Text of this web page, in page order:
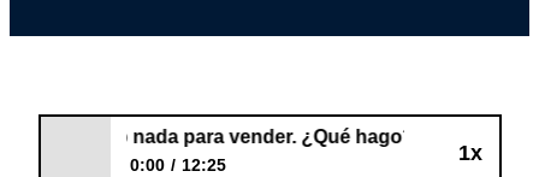
1x
No tengo nada para vender. ¿Qué hago?
0:00 12:25